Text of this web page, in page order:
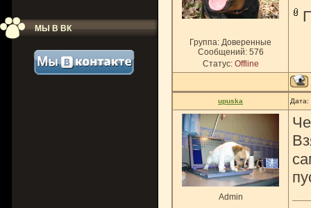
МЫ В ВК
Группа: Доверенные
Сообщений: 576
Статус: Offline
upuska
Admin